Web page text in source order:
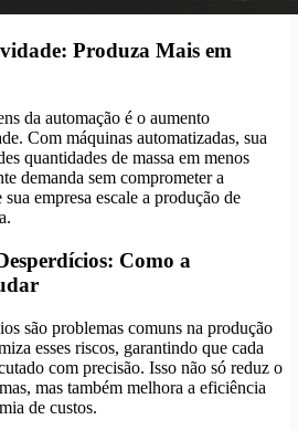
Produza Mais em
da automação é o aumento
Com máquinas automatizadas, sua
quantidades de massa em menos
demanda sem comprometer a
empresa escale a produção de
Como a
são problemas comuns na produção
esses riscos, garantindo que cada
com precisão. Isso não só reduz o
mas também melhora a eficiência
de custos.